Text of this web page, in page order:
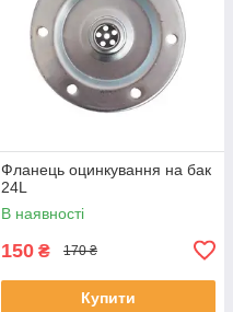
Фланець оцинкування на бак
24L
В наявності
150 ₴ 170 ₴
Купити